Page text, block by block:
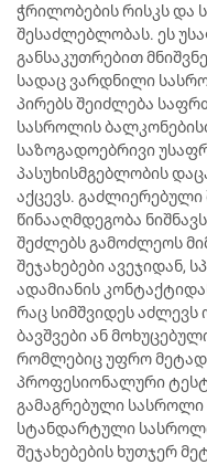
ჭრილობების რისკს და
შესაძლებლობას. ეს
განსაკუთრებით
სადაც ვარდნილი
პირებს შეიძლება
სასროლის
საზოგადოებრივი
პასუხისმგებლობის
აქცევს. გაძლიერებული
წინააღმდეგობა
შეძლებს გამოძლეოს
შეჯახებები
ადამიანის
რაც სიმშვიდეს აძლევს
ბავშვები ან
რომლებიც უფრო მეტად
პროფესიონალური
გამაგრებული სასროლი
სტანდარტული
შეჯახებების ხუთჯერ